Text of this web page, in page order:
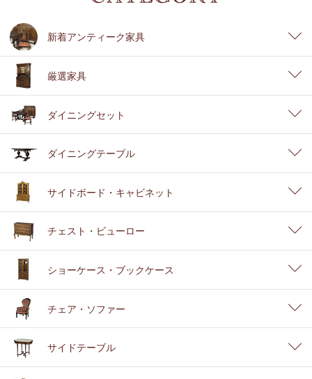
新着アンティーク家具
厳選家具
ダイニングセット
ダイニングテーブル
サイドボード・キャビネット
チェスト・ビューロー
ショーケース・ブックケース
チェア・ソファー
サイドテーブル